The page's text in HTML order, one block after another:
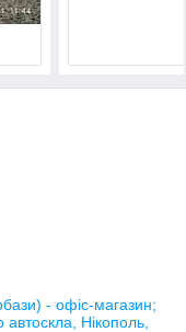
- офіс-магазин;
Нікополь,